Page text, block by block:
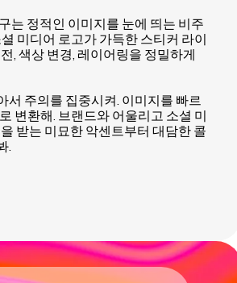
정적인 이미지를 눈에 띄는 비주
셜 미디어 로고가 가득한 스티커 라이
, 색상 변경, 레이어링을 정밀하게
서 주의를 집중시켜. 이미지를 빠르
변환해. 브랜드와 어울리고 소셜 미
받는 미묘한 악센트부터 대담한 콜
.